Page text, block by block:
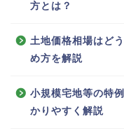
方とは？
土地価格相場はど
め方を解説
小規模宅地等の特
かりやすく解説